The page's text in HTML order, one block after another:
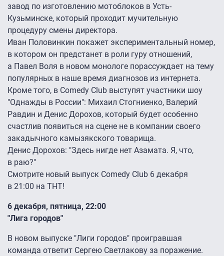
завод по изготовлению мотоблоков в Усть-
Кузьминске, который проходит мучительную
процедуру смены директора.
Иван Половинкин покажет экспериментальный номер,
в котором он предстанет в роли гуру отношений,
а Павел Воля в новом монологе порассуждает на тему
популярных в наше время диагнозов из интернета.
Кроме того, в Comedy Club выступят участники шоу
"Однажды в России": Михаил Стогниенко, Валерий
Равдин и Денис Дорохов, который будет особенно
счастлив появиться на сцене не в компании своего
закадычного камызякского товарища.
Денис Дорохов: "Здесь нигде нет Азамата. Я, что,
в раю?"
Смотрите новый выпуск Comedy Club 6 декабря
в 21:00 на ТНТ!
6 декабря, пятница, 22:00
"Лига городов"
В новом выпуске "Лиги городов" проигравшая
команда ответит Сергею Светлакову за поражение.